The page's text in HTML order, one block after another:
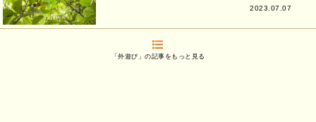
2023.07.07
「外遊び」の記事をもっと見る